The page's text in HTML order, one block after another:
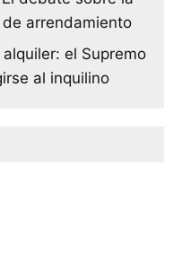
arrendamiento
el Supremo
al inquilino